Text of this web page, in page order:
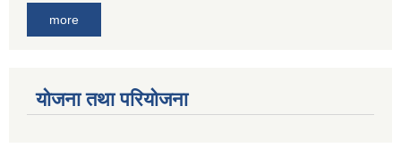
more
योजना तथा परियोजना